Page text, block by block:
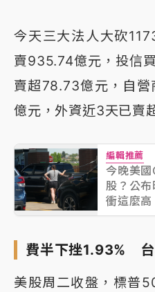
今天三大法人大砍
賣935.74億元，投信
賣超78.73億元，自
億元，外資近3天已賣
編輯推薦
今晚美
股？公
衝這麼高
費半下挫1.93%
美股周二收盤，標普